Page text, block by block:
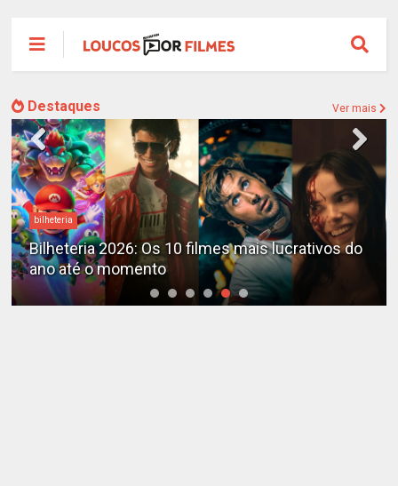
Destaques Ver mais
bilheteria
Bilheteria 2026: Os 10 filmes mais lucrativos do
ano até o momento